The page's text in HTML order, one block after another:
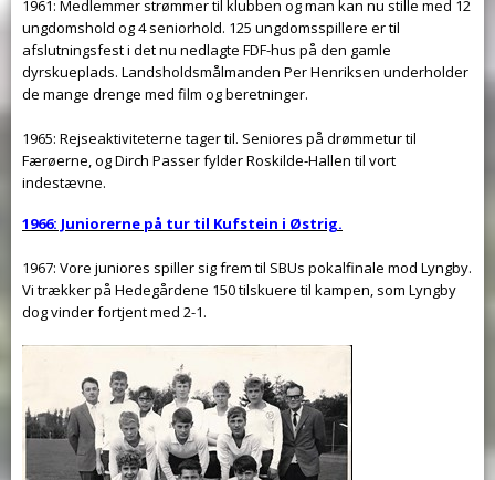
1961: Medlemmer strømmer til klubben og man kan nu stille med 12
ungdomshold og 4 seniorhold. 125 ungdomsspillere er til
afslutningsfest i det nu nedlagte FDF-hus på den gamle
dyrskueplads. Landsholdsmålmanden Per Henriksen underholder
de mange drenge med film og beretninger.
1965: Rejseaktiviteterne tager til. Seniores på drømmetur til
Færøerne, og Dirch Passer fylder Roskilde-Hallen til vort
indestævne.
1966: Juniorerne på tur til Kufstein i Østrig.
1967: Vore juniores spiller sig frem til SBUs pokalfinale mod Lyngby.
Vi trækker på Hedegårdene 150 tilskuere til kampen, som Lyngby
dog ​​vinder fortjent med 2-1.